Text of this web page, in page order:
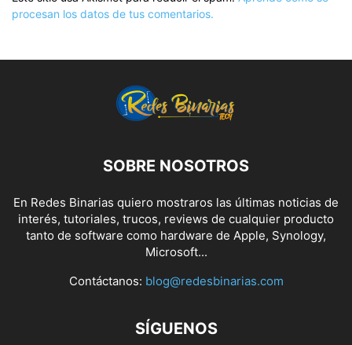
procesan los datos de tus comentarios.
SOBRE NOSOTROS
En Redes Binarias quiero mostraros las últimas noticias de
interés, tutoriales, trucos, reviews de cualquier producto
tanto de software como hardware de Apple, Synology,
Microsoft...
Contáctanos: blog@redesbinarias.com
SÍGUENOS